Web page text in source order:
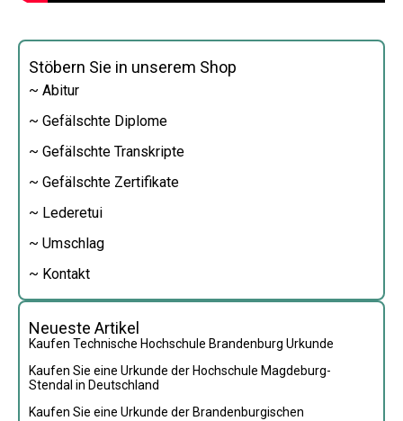
Stöbern Sie in unserem Shop
~ Abitur
~ Gefälschte Diplome
~ Gefälschte Transkripte
~ Gefälschte Zertifikate
~ Lederetui
~ Umschlag
~ Kontakt
Neueste Artikel
Kaufen Technische Hochschule Brandenburg Urkunde
Kaufen Sie eine Urkunde der Hochschule Magdeburg-
Stendal in Deutschland
Kaufen Sie eine Urkunde der Brandenburgischen